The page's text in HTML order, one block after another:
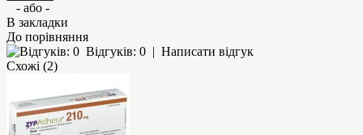
- або -
В закладки
До порівняння
Відгуків: 0 | Написати відгук
Схожі (2)